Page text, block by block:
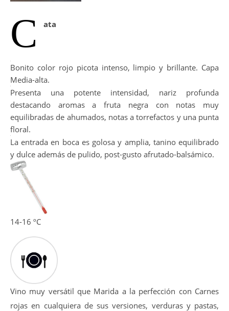
C ata
Bonito color rojo picota intenso, limpio y brillante. Capa
Media-alta.
Presenta una potente intensidad, nariz profunda
destacando aromas a fruta negra con notas muy
equilibradas de ahumados, notas a torrefactos y una punta
floral.
La entrada en boca es golosa y amplia, tanino equilibrado
y dulce además de pulido, post-gusto afrutado-balsámico.
14-16 ºC
Vino muy versátil que Marida a la perfección con Carnes
rojas en cualquiera de sus versiones, verduras y pastas,